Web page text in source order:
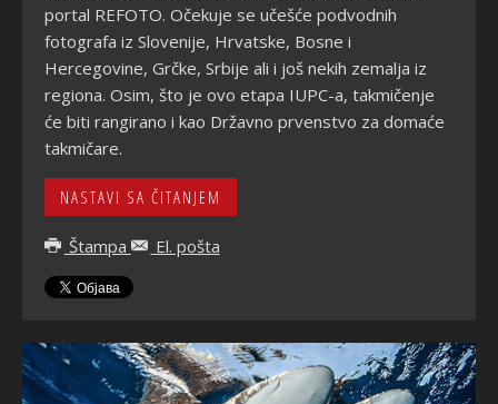
portal REFOTO. Očekuje se učešće podvodnih
fotografa iz Slovenije, Hrvatske, Bosne i
Hercegovine, Grčke, Srbije ali i još nekih zemalja iz
regiona. Osim, što je ovo etapa IUPC-a, takmičenje
će biti rangirano i kao Državno prvenstvo za domaće
takmičare.
NASTAVI SA ČITANJEM
Štampa El. pošta